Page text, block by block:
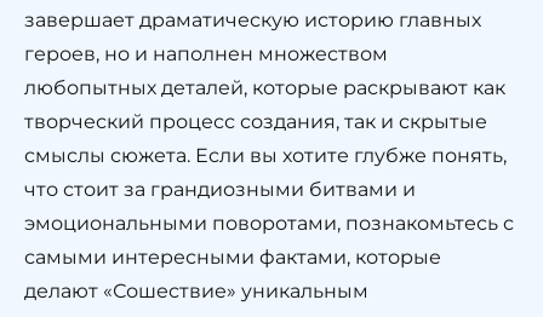
завершает драматическую историю главных
героев, но и наполнен множеством
любопытных деталей, которые раскрывают как
творческий процесс создания, так и скрытые
смыслы сюжета. Если вы хотите глубже понять,
что стоит за грандиозными битвами и
эмоциональными поворотами, познакомьтесь с
самыми интересными фактами, которые
делают «Сошествие» уникальным